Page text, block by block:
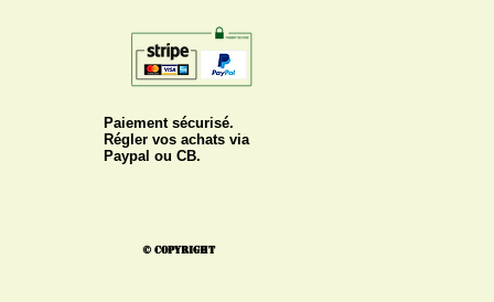
Paiement sécurisé.
Régler vos achats via
Paypal ou CB.
© Copyright